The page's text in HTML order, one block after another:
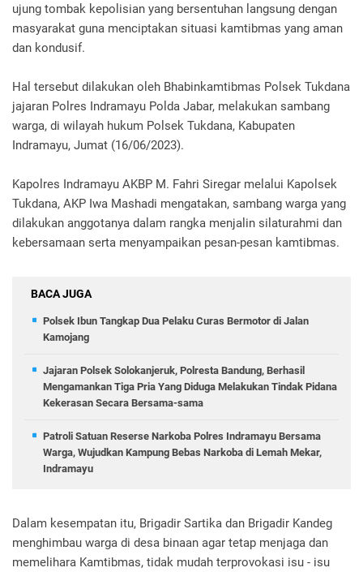
ujung tombak kepolisian yang bersentuhan langsung dengan
masyarakat guna menciptakan situasi kamtibmas yang aman
dan kondusif.
Hal tersebut dilakukan oleh Bhabinkamtibmas Polsek Tukdana
jajaran Polres Indramayu Polda Jabar, melakukan sambang
warga, di wilayah hukum Polsek Tukdana, Kabupaten
Indramayu, Jumat (16/06/2023).
Kapolres Indramayu AKBP M. Fahri Siregar melalui Kapolsek
Tukdana, AKP Iwa Mashadi mengatakan, sambang warga yang
dilakukan anggotanya dalam rangka menjalin silaturahmi dan
kebersamaan serta menyampaikan pesan-pesan kamtibmas.
BACA JUGA
Polsek Ibun Tangkap Dua Pelaku Curas Bermotor di Jalan
Kamojang
Jajaran Polsek Solokanjeruk, Polresta Bandung, Berhasil
Mengamankan Tiga Pria Yang Diduga Melakukan Tindak Pidana
Kekerasan Secara Bersama-sama
Patroli Satuan Reserse Narkoba Polres Indramayu Bersama
Warga, Wujudkan Kampung Bebas Narkoba di Lemah Mekar,
Indramayu
Dalam kesempatan itu, Brigadir Sartika dan Brigadir Kandeg
menghimbau warga di desa binaan agar tetap menjaga dan
memelihara Kamtibmas, tidak mudah terprovokasi isu - isu